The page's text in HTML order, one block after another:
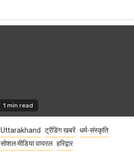
1 min read
Uttarakhand ट्रेंडिंग खबरें धर्म-संस्कृति
सोशल मीडिया वायरल हरिद्वार